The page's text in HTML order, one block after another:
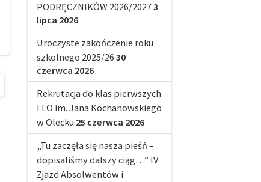
PODRĘCZNIKÓW 2026/20273
lipca 2026
Uroczyste zakończenie roku
szkolnego 2025/26 30
czerwca 2026
Rekrutacja do klas pierwszych
I LO im. Jana Kochanowskiego
w Olecku 25 czerwca 2026
„Tu zaczęła się nasza pieśń –
dopisaliśmy dalszy ciąg…” IV
Zjazd Absolwentów i